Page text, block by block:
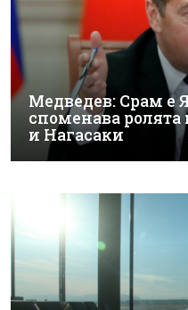
Медведев: Срам е
споменава
и Нагасаки